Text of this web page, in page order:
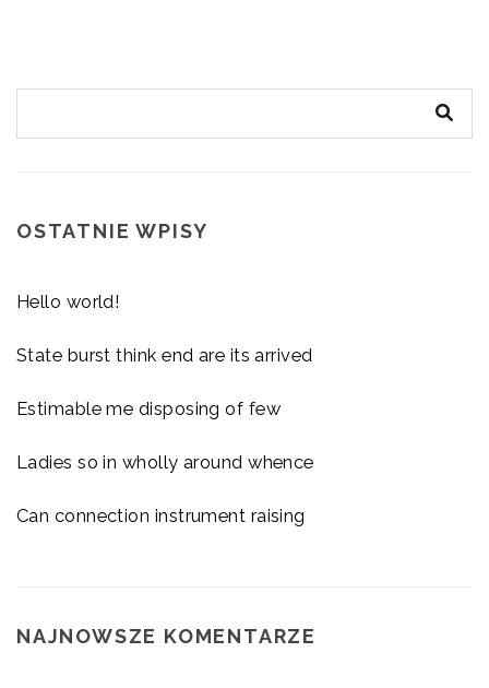
OSTATNIE WPISY
Hello world!
State burst think end are its arrived
Estimable me disposing of few
Ladies so in wholly around whence
Can connection instrument raising
NAJNOWSZE KOMENTARZE